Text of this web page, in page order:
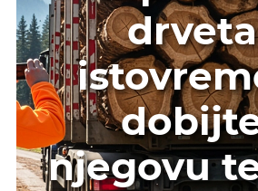
njegovu